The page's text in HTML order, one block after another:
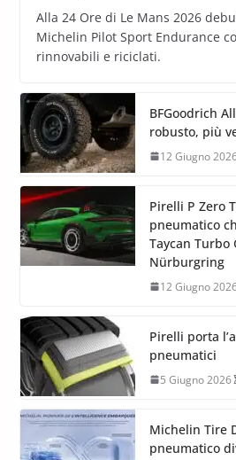
da corsa diventa
per il futuro
Alla 24 Ore di Le Mans 2026
Michelin Pilot Sport Endurance
rinnovabili e riciclati.
BFGoodrich
robusto, più
12 Giugno
Pirelli P Zero
Taycan Turbo
Nürburgring
12 Giugno
Pirelli porta
pneumatici